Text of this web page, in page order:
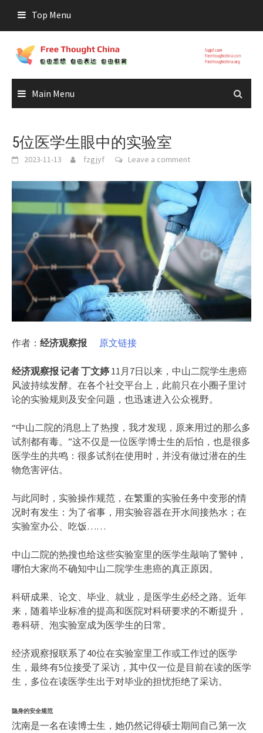
content
Top Menu
Main Menu
5位医学生眼中的实验室
2023-11-13 fzgjyf Leave a comment
作者： 经济观察报 原文链接
经济观察报 记者 丁文婷 11月7日以来，中山二院学生患癌
风波持续发酵。在各个社交平台上，此前只在小圈子里讨
论的实验规则及安全问题，也迅速进入公众视野。
“中山二院的消息上了热搜，我才发现，原来用过的那么多
试剂都有毒。”这不仅是一位医学博士生的后怕，也是很多
医学生的共鸣：很多试剂在使用时，并没有做过潜在的生
物危害评估。
与此同时，实验操作规范，在繁重的实验任务中变形的情
况时有发生：为了省事，用实验容器在开水间接热水；在
实验室办公、吃饭……
中山二院的热搜也给这些实验室里的医学生敲响了警钟，
哪怕大家尚不确知中山二院学生患癌的真正原因。
科研成果、论文、毕业、就业，是医学生必经之路。近年
来，随着毕业标准的提高和医院对科研要求的不断提升，
卷科研、泡实验室成为医学生的日常。
经济观察报联系了40位在实验室里工作或工作过的医学
生，最终有5位接受了采访，其中仅一位是目前在读的医学
生，多位在读医学生出于对毕业的担忧拒绝了采访。
隐身的安全规范
沈南是一名在读博士生，她仍然记得硕士期间自己第一次